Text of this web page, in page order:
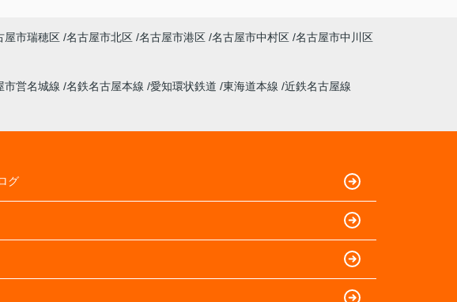
屋市瑞穂区 名古屋市北区 名古屋市港区 名古屋市中村区 名古屋市中川区
市営名城線 名鉄名古屋本線 愛知環状鉄道 東海道本線 近鉄名古屋線
グ